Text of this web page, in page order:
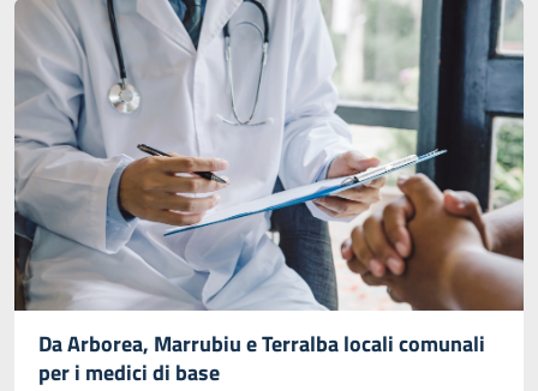
Da Arborea, Marrubiu e Terralba locali comunali
per i medici di base